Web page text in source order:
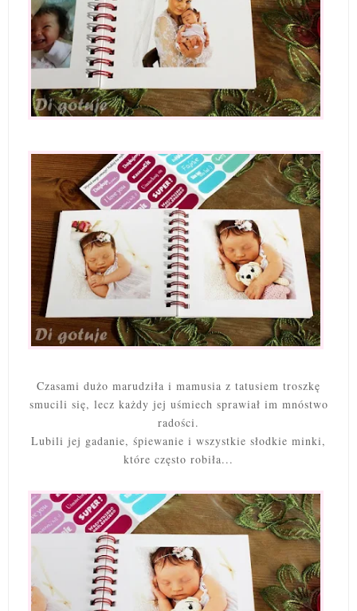
Czasami dużo marudziła i mamusia z tatusiem troszkę
smucili się, lecz każdy jej uśmiech sprawiał im mnóstwo
radości.
Lubili jej gadanie, śpiewanie i wszystkie słodkie minki,
które często robiła...